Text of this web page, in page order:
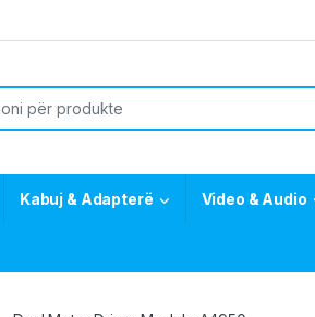
Kabuj & Adapterë Video & Audio